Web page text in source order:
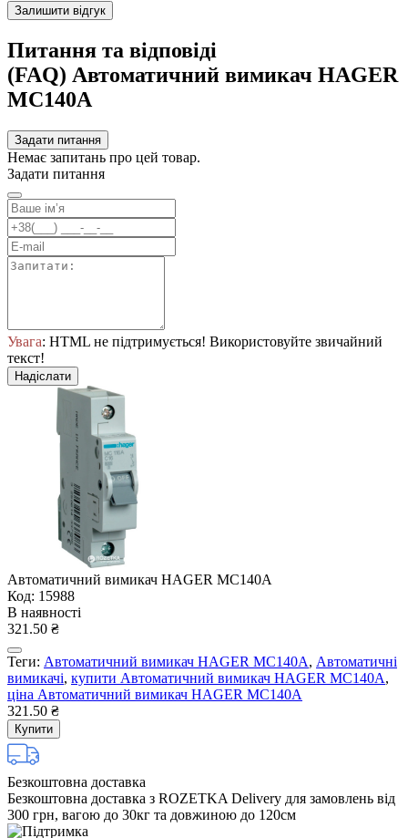
Залишити відгук
Питання та відповіді
(FAQ) Автоматичний вимикач HAGER
MC140A
Задати питання
Немає запитань про цей товар.
Задати питання
Увага: HTML не підтримується! Використовуйте звичайний
текст!
Надіслати
Автоматичний вимикач HAGER MC140A
Код: 15988
В наявності
321.50 ₴
Теги: Автоматичний вимикач HAGER MC140A, Автоматичні
вимикачі, купити Автоматичний вимикач HAGER MC140A,
ціна Автоматичний вимикач HAGER MC140A
321.50 ₴
Купити
Безкоштовна доставка
Безкоштовна доставка з ROZETKA Delivery для замовлень від
300 грн, вагою до 30кг та довжиною до 120см